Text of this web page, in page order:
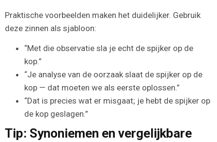
Praktische voorbeelden maken het duidelijker. Gebruik
deze zinnen als sjabloon:
“Met die observatie sla je echt de spijker op de
kop.”
“Je analyse van de oorzaak slaat de spijker op de
kop — dat moeten we als eerste oplossen.”
“Dat is precies wat er misgaat; je hebt de spijker op
de kop geslagen.”
Tip: Synoniemen en vergelijkbare